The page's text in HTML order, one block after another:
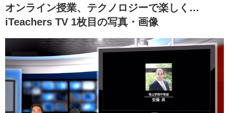
オンライン授業、テクノロジーで楽しく…
iTeachers TV 1枚目の写真・画像